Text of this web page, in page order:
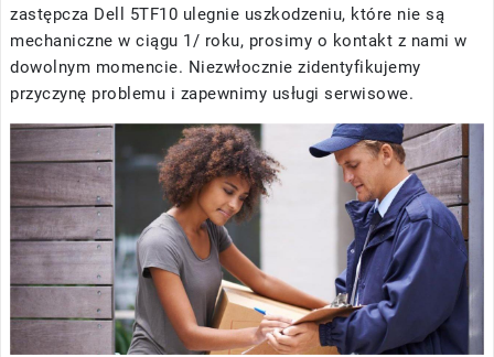
zastępcza Dell 5TF10 ulegnie uszkodzeniu, które nie są
mechaniczne w ciągu 1/ roku, prosimy o kontakt z nami w
dowolnym momencie. Niezwłocznie zidentyfikujemy
przyczynę problemu i zapewnimy usługi serwisowe.